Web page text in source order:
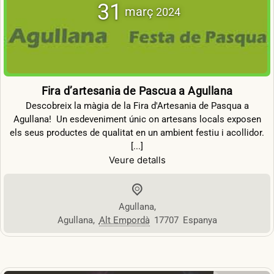
31 març 2024
Fira d’artesania de Pascua a Agullana
Descobreix la màgia de la Fira d'Artesania de Pasqua a
Agullana! ️ Un esdeveniment únic on artesans locals exposen
els seus productes de qualitat en un ambient festiu i acollidor.
[...]
Veure detalls
Agullana,
Agullana, Alt Empordà 17707 Espanya